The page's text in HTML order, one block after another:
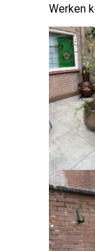
Werken